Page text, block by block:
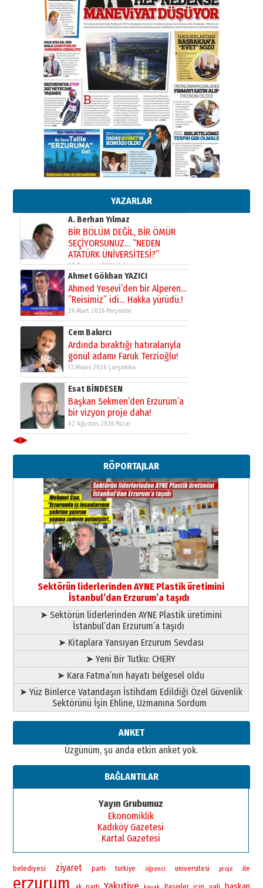
YAZARLAR
Başkan Sekmen’den Erzurum’a
bir vizyon proje daha!
02 Ağustos 2026 Pazar
Kadir SABUNCUOĞLU
Erzurumspor’un köşe taşları
29 Haziran 2026 Pazartesi
Kenan GÜLERCİ
Murat Şahsuvaroğlu ERKON’da
çıtayı yukarı taşırken,
yönetimdekiler aşağı
çekmemeli!
17 Şubat 2026 SalıOrhan BOZKURT
Bir fotoğraf, bir şehir, bir
gazeteci… Dizginler kimin
A. Berhan Yılmaz
BİR BÖLÜM DEĞİL, BİR ÖMÜR
SEÇİYORSUNUZ… “NEDEN
ATATÜRK ÜNİVERSİTESİ?”
28 Temmuz 2026 Salı
Ahmet Gökhan YAZICI
Ahmed Yesevi’den bir Alperen…
”Reisimiz” idi… Hakka yürüdü.!
26 Mart 2026 Perşembe
Cem Bakırcı
Ardında bıraktığı hatıralarıyla
gönül adamı Faruk Terzioğlu!
13 Mayıs 2026 Çarşamba
Esat BİNDESEN
Başkan Sekmen’den Erzurum’a
bir vizyon proje daha!
02 Ağustos 2026 Pazar
Erzurumspor’un köşe taşları
29 Haziran 2026 Pazartesi
Kenan GÜLERCİ
Murat Şahsuvaroğlu ERKON’da
çıtayı yukarı taşırken,
yönetimdekiler aşağı
çekmemeli!
17 Şubat 2026 Salı Orhan BOZKURT
Bir fotoğraf, bir şehir, bir
gazeteci… Dizginler kimin
elinde?
A. Berhan Yılmaz
BİR BÖLÜM DEĞİL, BİR ÖMÜR
SEÇİYORSUNUZ… “NEDEN
ATATÜRK ÜNİVERSİTESİ?”
28 Temmuz 2026 Salı
Ahmet Gökhan YAZICI
Ahmed Yesevi’den bir Alperen…
”Reisimiz” idi… Hakka yürüdü.!
26 Mart 2026 Perşembe
gönül adamı Faruk Terzioğlu!
Başkan Sekmen’den Erzurum’a
bir vizyon proje daha!
02 Ağustos 2026 Pazar
◀▶
RÖPORTAJLAR
Sektörün liderlerinden AYNE Plastik üretimini
İstanbul’dan Erzurum’a taşıdı
➤ Sektörün liderlerinden AYNE Plastik üretimini
İstanbul’dan Erzurum’a taşıdı
➤ Kitaplara Yansıyan Erzurum Sevdası
➤ Yeni Bir Tutku: CHERY
➤ Kara Fatma’nın hayatı belgesel oldu
➤ Yüz Binlerce Vatandaşın İstihdam Edildiği Özel Güvenlik
Sektörünü İşin Ehline, Uzmanına Sordum
ANKET
Üzgünüm, şu anda etkin anket yok.
BAĞLANTILAR
Yayın Grubumuz
Ekonomiklik
Kadıköy Gazetesi
Kartal Gazetesi
belediyesi ziyaret parti turkiye öğrenci universitesi proje ile
erzurum